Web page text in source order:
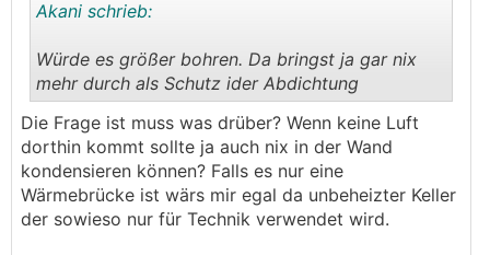
..
Akani schrieb:
Würde es größer bohren. Da bringst ja gar nix
mehr durch als Schutz ider Abdichtung
Die Frage ist muss was drüber? Wenn keine Luft
dorthin kommt sollte ja auch nix in der Wand
kondensieren können? Falls es nur eine
Wärmebrücke ist wärs mir egal da unbeheizter Keller
der sowieso nur für Technik verwendet wird.